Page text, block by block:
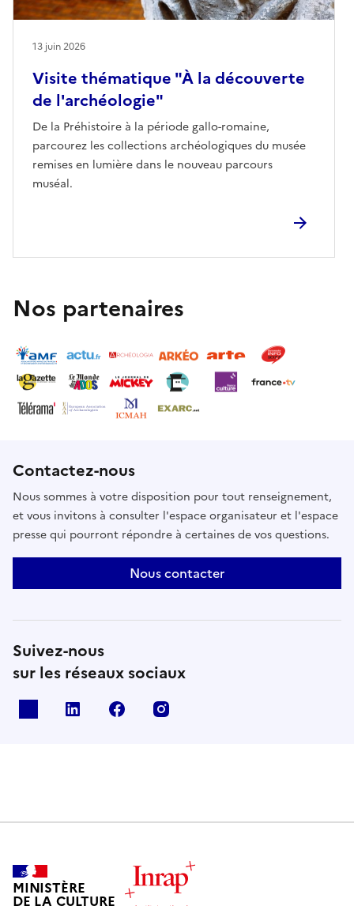
Visite thématique "À la découverte
de l'archéologie"
De la Préhistoire à la période gallo-romaine,
parcourez les collections archéologiques du musée
remises en lumière dans le nouveau parcours
muséal.
13 juin 2026
Nos partenaires
Contactez-nous
Nous sommes à votre disposition pour tout renseignement,
et vous invitons à consulter l'espace organisateur et l'espace
presse qui pourront répondre à certaines de vos questions.
Nous contacter
Suivez-nous
sur les réseaux sociaux
Linkedin Facebook
MINISTÈRE
DE LA CULTURE